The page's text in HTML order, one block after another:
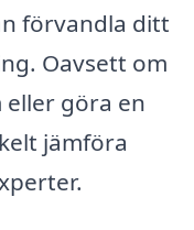
förvandla ditt
Oavsett om
göra en
jämföra